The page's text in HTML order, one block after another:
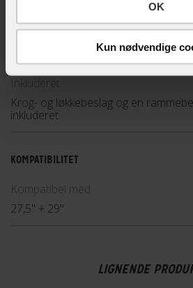
OK
Kun nødvendige
Sikkerheds- og producentinfo
Krog- og løkkebeslag og en
inkluderet.
KOMPATIBILITET
Kompatibel med
27,5" + 29"
LIGNENDE